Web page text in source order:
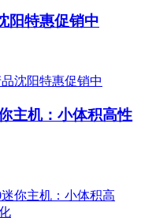
阳特惠促销中
主机：小体积高性